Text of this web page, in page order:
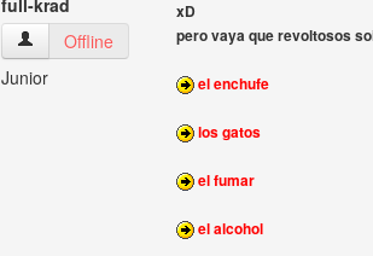
full-krad
full-krad Ver perfil del usuario
Offline
Junior
xD
pero vaya que revoltosos
el enchufe
los gatos
el fumar
el alcohol